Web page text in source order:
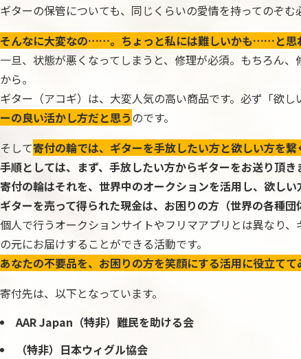
ギターの保管についても、同じくらいの愛情を持ってのぞむ
そんなに大変なの……。ちょっと私には難しいかも……と思
一旦、状態が悪くなってしまうと、修理が必須。もちろん
から。
ギター（アコギ）は、大変人気の高い商品です。必ず「欲し
ーの良い活かし方だと思うのです。
そして寄付の輪では、ギターを手放したい方と欲しい方を繋
手順としては、まず、手放したい方からギターをお送り頂き
寄付の輪はそれを、世界中のオークションを活用し、欲しい
ギターを売って得られた現金は、お困りの方（世界の各種団
個人で行うオークションサイトやフリマアプリとは異なり
の元にお届けすることができる活動です。
あなたの不要品を、お困りの方を笑顔にする活用に役立てて
寄付先は、以下となっています。
AAR Japan（特非）難民を助ける会
（特非）日本ウィグル協会